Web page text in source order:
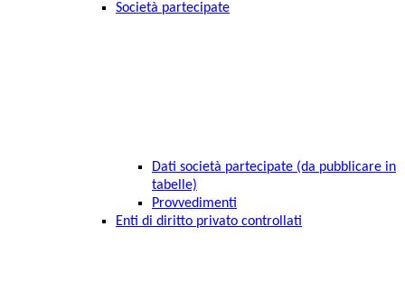
Società partecipate
Dati società partecipate (da pubblicare in
tabelle)
Provvedimenti
Enti di diritto privato controllati